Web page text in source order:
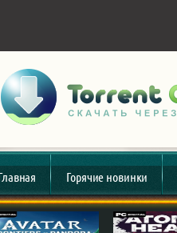
Горячие новинки